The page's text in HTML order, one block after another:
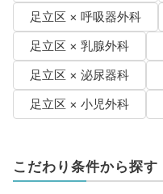
足立区 × 呼吸器外科
足立区 × 乳腺外科
足立区 × 泌尿器科
足立区 × 小児外科
こだわり条件から探す